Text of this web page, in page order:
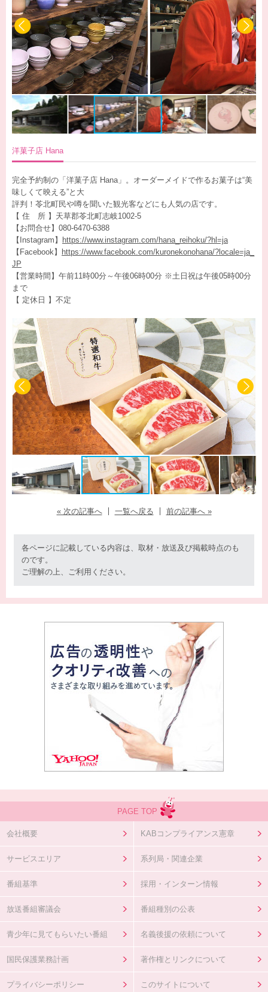
洋菓子店 Hana
完全予約制の「洋菓子店 Hana」。オーダーメイドで作るお菓子は“美
味しくて映える”と大
評判！苓北町民や噂を聞いた観光客などにも人気の店です。
【 住 所 】天草郡苓北町志岐1002-5
【お問合せ】080-6470-6388
【Instagram】
https://www.instagram.com/hana_reihoku/?hl=ja
【Facebook】
https://www.facebook.com/kuronekonohana/?locale=ja_
JP
【営業時間】午前11時00分～午後06時00分 ※土日祝は午後05時00分
まで
【 定休日 】不定
« 次の記事へ 一覧へ戻る 前の記事へ »
各ページに記載している内容は、取材・放送及び掲載時点のも
のです。
ご理解の上、ご利用ください。
PAGE TOP
会社概要 KABコンプライアンス憲章
サービスエリア 系列局・関連企業
番組基準 採用・インターン情報
放送番組審議会 番組種別の公表
青少年に見てもらいたい番組 名義後援の依頼について
国民保護業務計画 著作権とリンクについて
プライバシーポリシー このサイトについて